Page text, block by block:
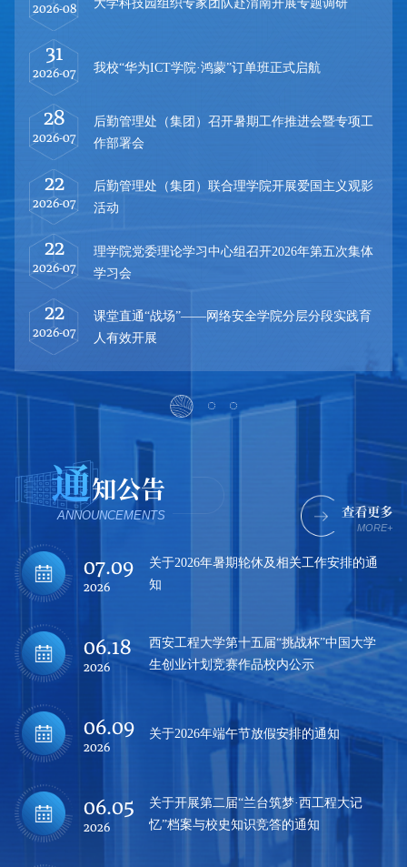
2026-08
31
2026-07 我校“华为ICT学院·鸿蒙”订单班正式启航
28
2026-07
后勤管理处（集团）召开暑期工作推进会暨专项工
作部署会
22
2026-07
后勤管理处（集团）联合理学院开展爱国主义观影
活动
22
2026-07
理学院党委理论学习中心组召开2026年第五次集体
学习会
22
2026-07
课堂直通“战场”——网络安全学院分层分段实践育
人有效开展
通知公告
ANNOUNCEMENTS 查看更多
MORE+
07.09
2026
关于2026年暑期轮休及相关工作安排的通
知
06.18
2026
西安工程大学第十五届“挑战杯”中国大学
生创业计划竞赛作品校内公示
06.09
2026
关于2026年端午节放假安排的通知
06.05
2026
关于开展第二届“兰台筑梦·西工程大记
忆”档案与校史知识竞答的通知